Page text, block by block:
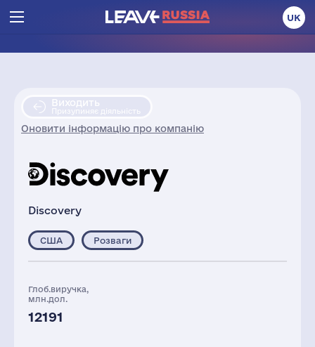
UK
Виходить
Призупиняє діяльність
Оновити інформацію про компанію
Discovery
США Розваги
Глоб.виручка,
млн.дол.
12191